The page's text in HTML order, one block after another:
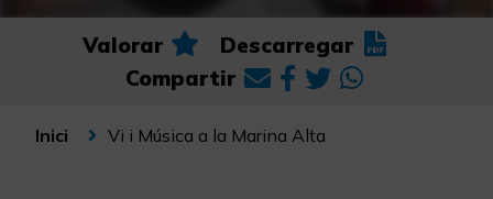
Valorar
Descarregar
Compartir
Inici Vi i Música a la Marina Alta